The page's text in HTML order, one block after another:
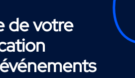
de votre